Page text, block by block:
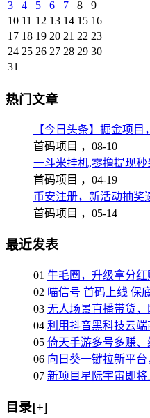
3
4 5 6 7 8
9
10 11 12 13 14 15 16
17 18 19 20 21 22 23
24 25 26 27 28 29 30
31
热门文章
【今日头条】掘金项
首码项目 ， 08-10
一斗米挂机,零撸提现
首码项目 ， 04-19
币安注册，新活动抽奖
首码项目 ， 05-14
最近发表
01 牛毛圈，升级拿分红
02 喵信号 首码上线 保
03 无人场景直播带货，
04 利用抖音黑科技云端
05 倚天手游多号多赚、
06 向日葵一键拉新平
07 新项目星际宇宙即
目录[+]